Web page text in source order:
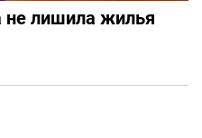
не лишила жилья